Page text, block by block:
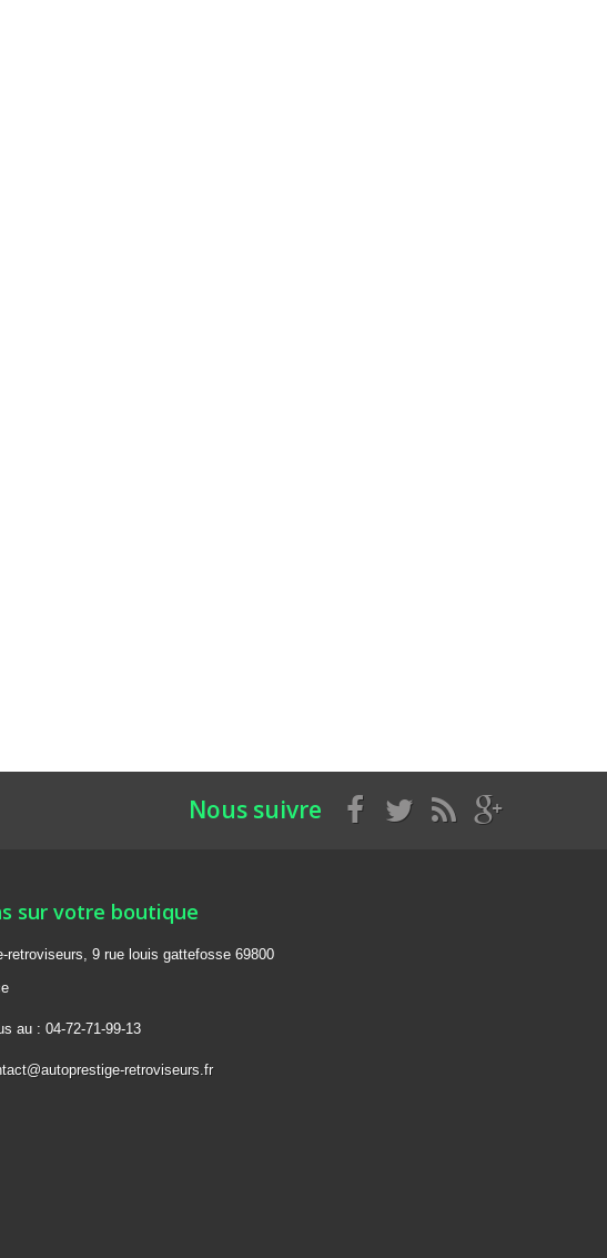
Nous suivre
sur votre boutique
retroviseurs, 9 rue louis gattefosse 69800
au : 04-72-71-99-13
retroviseurs.fr